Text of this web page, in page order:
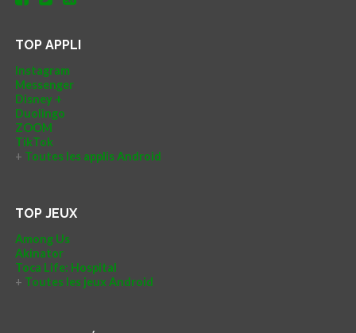
TOP APPLI
Instagram
Messenger
Disney +
Duolingo
ZOOM
TikTok
+ Toutes les applis Android
TOP JEUX
Among Us
Akinator
Toca Life: Hospital
+ Toutes les jeux Android